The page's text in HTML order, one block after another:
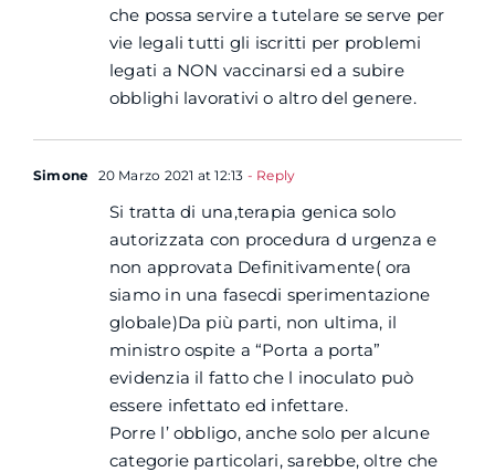
che possa servire a tutelare se serve per
vie legali tutti gli iscritti per problemi
legati a NON vaccinarsi ed a subire
obblighi lavorativi o altro del genere.
Simone 20 Marzo 2021 at 12:13 - Reply
Si tratta di una,terapia genica solo
autorizzata con procedura d urgenza e
non approvata Definitivamente( ora
siamo in una fasecdi sperimentazione
globale)Da più parti, non ultima, il
ministro ospite a “Porta a porta”
evidenzia il fatto che l inoculato può
essere infettato ed infettare.
Porre l’ obbligo, anche solo per alcune
categorie particolari, sarebbe, oltre che